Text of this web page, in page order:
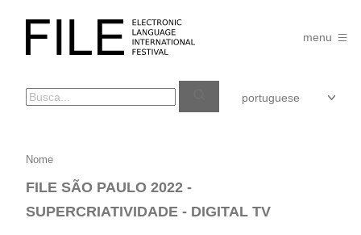
FILE
FESTIVAL
menu
FILE
SÃO
PAULO
Nome
FILE SÃO PAULO 2022 -
SUPERCRIATIVIDADE - DIGITAL TV